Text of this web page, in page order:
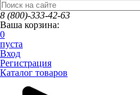
8 (800)-333-42-63
Ваша корзина:
0
пуста
Вход
Регистрация
Каталог товаров